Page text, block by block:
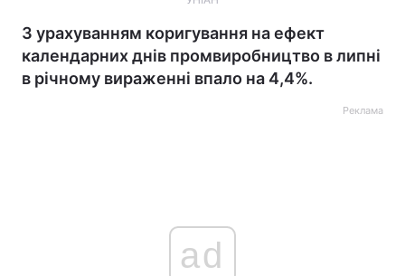
З урахуванням коригування на ефект
календарних днів промвиробництво в липні
в річному вираженні впало на 4,4%.
Реклама
ad